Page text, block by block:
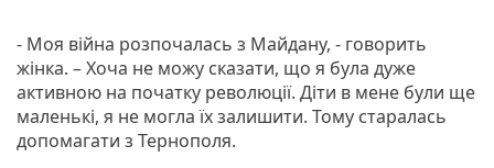
- Моя війна розпочалась з Майдану, - говорить
жінка. – Хоча не можу сказати, що я була дуже
активною на початку революції. Діти в мене були ще
маленькі, я не могла їх залишити. Тому старалась
допомагати з Тернополя.